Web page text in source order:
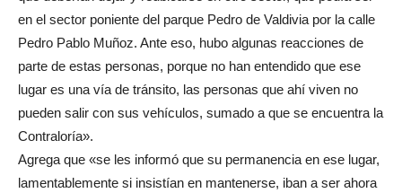
en el sector poniente del parque Pedro de Valdivia por la calle
Pedro Pablo Muñoz. Ante eso, hubo algunas reacciones de
parte de estas personas, porque no han entendido que ese
lugar es una vía de tránsito, las personas que ahí viven no
pueden salir con sus vehículos, sumado a que se encuentra la
Contraloría».
Agrega que «se les informó que su permanencia en ese lugar,
lamentablemente si insistían en mantenerse, iban a ser ahora